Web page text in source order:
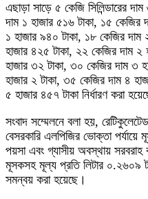
এছাড়া সাড়ে ৫ কেজি সিলিন্ডারের
দাম ১ হাজার ৫১৬ টাকা, ১৫ কেজির
১ হাজার ৯৪০ টাকা, ১৮ কেজির
হাজার ৪২৫ টাকা, ২২ কেজির দাম
হাজার ৩২ টাকা, ৩০ কেজির দাম ৩
হাজার ২ টাকা, ৩৫ কেজির দাম ৪
৫ হাজার ৪৫৭ টাকা নির্ধারণ করা
সংবাদ সম্মেলনে বলা হয়,
বেসরকারি এলপিজির ভোক্তা
পয়সা এবং গ্যাসীয় অবস্থায় সরবরাহ
মূসকসহ মূল্য প্রতি লিটার ০.২৬০৯
সমন্বয় করা হয়েছে।